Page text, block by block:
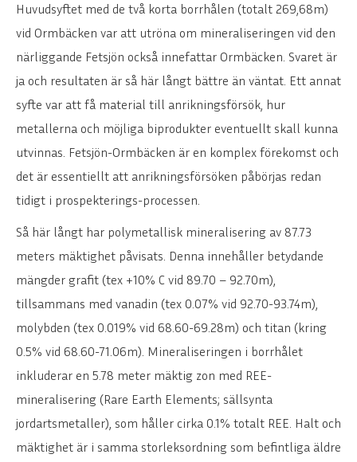
Huvudsyftet med de två korta borrhålen (totalt 269,68m)
vid Ormbäcken var att utröna om mineraliseringen vid den
närliggande Fetsjön också innefattar Ormbäcken. Svaret är
ja och resultaten är så här långt bättre än väntat. Ett annat
syfte var att få material till anrikningsförsök, hur
metallerna och möjliga biprodukter eventuellt skall kunna
utvinnas. Fetsjön-Ormbäcken är en komplex förekomst och
det är essentiellt att anrikningsförsöken påbörjas redan
tidigt i prospekterings-processen.
Så här långt har polymetallisk mineralisering av 87.73
meters mäktighet påvisats. Denna innehåller betydande
mängder grafit (tex +10% C vid 89.70 – 92.70m),
tillsammans med vanadin (tex 0.07% vid 92.70-93.74m),
molybden (tex 0.019% vid 68.60-69.28m) och titan (kring
0.5% vid 68.60-71.06m). Mineraliseringen i borrhålet
inkluderar en 5.78 meter mäktig zon med REE-
mineralisering (Rare Earth Elements; sällsynta
jordartsmetaller), som håller cirka 0.1% totalt REE. Halt och
mäktighet är i samma storleksordning som befintliga äldre